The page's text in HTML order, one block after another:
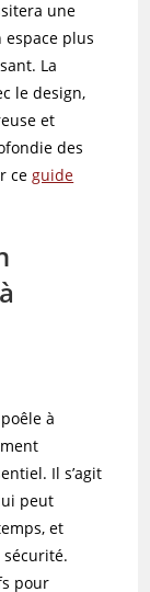
une
espace plus
La
le design,
et
des
ce guide
à
Il s’agit
peut
et
sécurité.
pour